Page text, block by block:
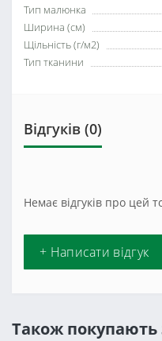
Тип малюнка
Ширина (см)
Щільність (г/м2)
Тип тканини
Відгуків (0)
Немає відгуків про цей
+ Написати відгук
Також